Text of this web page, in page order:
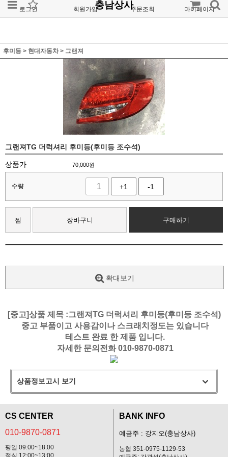
로그인 회원가입 주문조회 마이페이지
충남상사
후미등 > 현대자동차> 그랜져
그랜져TG 더럭셔리 후미등(후미등 조수석)
상품가 70,000원
수량 +1 -1
찜 장바구니 구매하기
확대보기
[중고]상품 제목 :그랜져TG 더럭셔리 후미등(후미등 조수석)
중고 부품이고 사용감이나 스크래치정도는 있습니다
테스트 완료 한 제품 입니다.
자세한 문의전화 010-9870-0871
상품정보고시 보기
CS CENTER
010-9870-0871
평일 09:00~18:00
점심 12:00~13:00
BANK INFO
예금주 : 강지오(충남상사)
농협 351-0975-1129-53